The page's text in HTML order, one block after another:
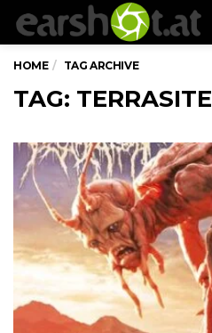
HOME TAG ARCHIVE
TAG: TERRASITE